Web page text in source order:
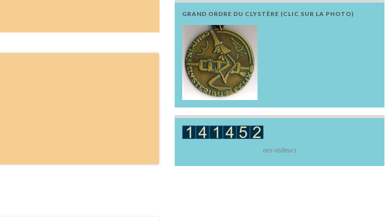
GRAND ORDRE DU CLYSTÈRE (CLIC SUR LA PHOTO)
nos visiteurs